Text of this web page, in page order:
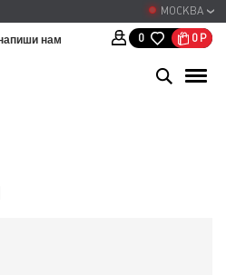
МОСКВА
нам 0 0 Р